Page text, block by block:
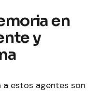
en
y
a estos agentes son